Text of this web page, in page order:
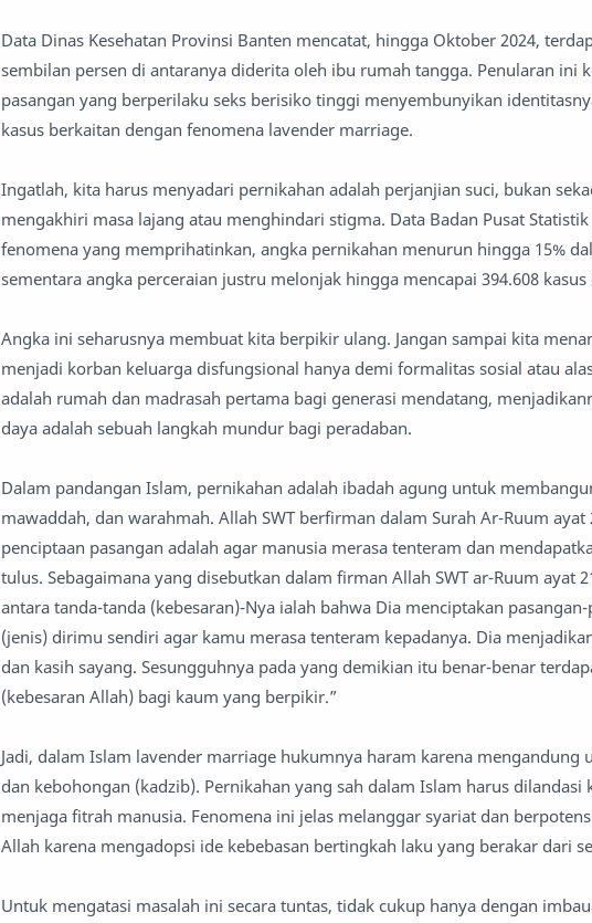
Data Dinas Kesehatan Provinsi Banten mencatat, hingga Oktober 2024,
sembilan persen di antaranya diderita oleh ibu rumah tangga. Penularan ini
pasangan yang berperilaku seks berisiko tinggi menyembunyikan
kasus berkaitan dengan fenomena lavender marriage.
Ingatlah, kita harus menyadari pernikahan adalah perjanjian suci, bukan
mengakhiri masa lajang atau menghindari stigma. Data Badan Pusat
fenomena yang memprihatinkan, angka pernikahan menurun hingga 15%
sementara angka perceraian justru melonjak hingga mencapai 394.608
Angka ini seharusnya membuat kita berpikir ulang. Jangan sampai kita
menjadi korban keluarga disfungsional hanya demi formalitas sosial atau
adalah rumah dan madrasah pertama bagi generasi mendatang,
daya adalah sebuah langkah mundur bagi peradaban.
Dalam pandangan Islam, pernikahan adalah ibadah agung untuk
mawaddah, dan warahmah. Allah SWT berfirman dalam Surah Ar-Ruum ayat
penciptaan pasangan adalah agar manusia merasa tenteram dan
tulus. Sebagaimana yang disebutkan dalam firman Allah SWT ar-Ruum ayat
antara tanda-tanda (kebesaran)-Nya ialah bahwa Dia menciptakan
(jenis) dirimu sendiri agar kamu merasa tenteram kepadanya. Dia
dan kasih sayang. Sesungguhnya pada yang demikian itu benar-benar
(kebesaran Allah) bagi kaum yang berpikir.”
Jadi, dalam Islam lavender marriage hukumnya haram karena mengandung
dan kebohongan (kadzib). Pernikahan yang sah dalam Islam harus
menjaga fitrah manusia. Fenomena ini jelas melanggar syariat dan
Allah karena mengadopsi ide kebebasan bertingkah laku yang berakar dari
Untuk mengatasi masalah ini secara tuntas, tidak cukup hanya dengan